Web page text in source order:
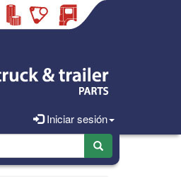
Iniciar sesión